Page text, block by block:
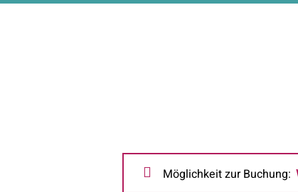
Möglichkeit zur Buchung: